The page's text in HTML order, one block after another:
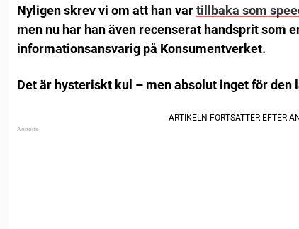
Nyligen skrev vi om att han vartillbaka som
men nu har han även recenserat handsprit som
informationsansvarig på Konsumentverket.
Det är hysteriskt kul – men absolut inget för den